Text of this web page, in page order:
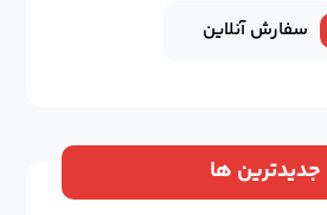
سفارش آنلاین
جدیدترین ها